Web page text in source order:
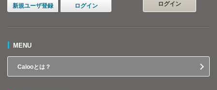
新規ユーザ登録 ログイン
ログイン
MENU
Calooとは？